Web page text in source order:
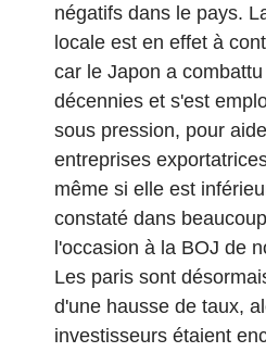
négatifs dans le pays.
locale est en effet à
car le Japon a
décennies et s'est
sous pression, pour
entreprises
même si elle est
constaté dans
l'occasion à la BOJ de
Les paris sont
d'une hausse de taux,
investisseurs étaient